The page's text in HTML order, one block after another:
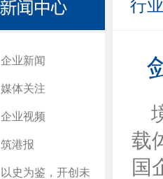
企业新闻
媒体关注
企业视频
筑港报
以史为鉴，开创未
行
载
国